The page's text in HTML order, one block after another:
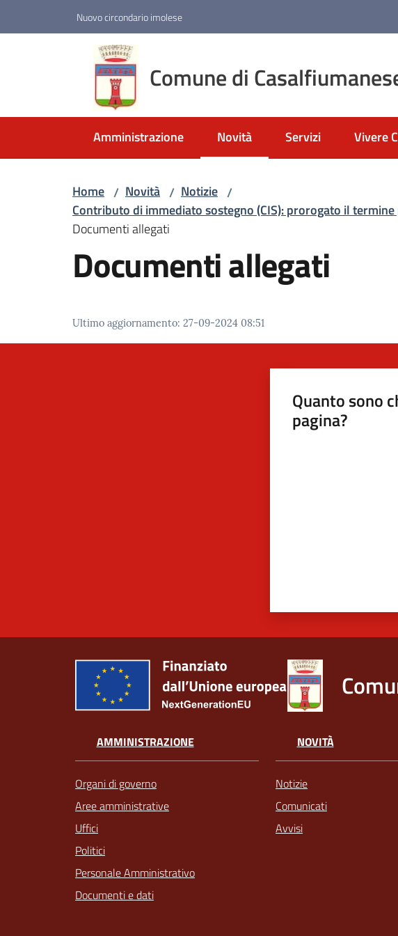
Nuovo circondario imolese
Comune di
Amministrazione Novità
Menu selezionato
Servizi Vivere
Home / Novità / Notizie /
Contributo di immediato sostegno (CIS): prorogato il
Documenti allegati
Documenti allegati
Ultimo aggiornamento: 27-09-2024 08:51
Quanto sono
pagina?
AMMINISTRAZIONE
Organi di governo
Aree amministrative
Uffici
Politici
Personale Amministrativo
Documenti e dati
NOVITÀ
Notizie
Comunicati
Avvisi